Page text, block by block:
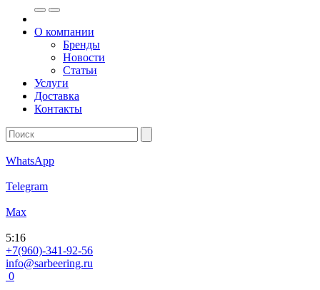
О компании
Бренды
Новости
Статьи
Услуги
Доставка
Контакты
WhatsApp
Telegram
Max
5:16
+7(960)-341-92-56
info@sarbeering.ru
0